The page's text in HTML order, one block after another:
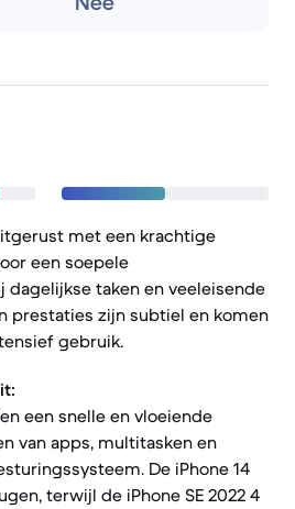
met een krachtige
een soepele
taken en veeleisende
prestaties zijn subtiel en komen
gebruik.
een snelle en vloeiende
van apps, multitasken en
De iPhone 14
terwijl de iPhone SE 2022 4